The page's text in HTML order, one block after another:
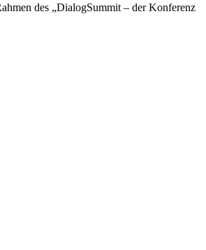
des „DialogSummit – der Konferenz